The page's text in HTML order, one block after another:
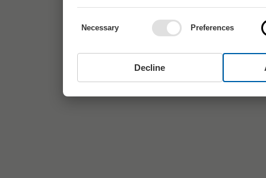
Necessary Preferences
Decline